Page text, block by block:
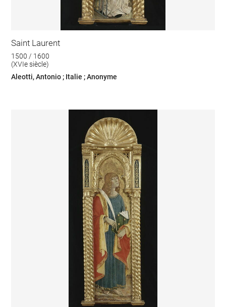
Saint Laurent
1500 / 1600
(XVIe siècle)
Aleotti, Antonio ; Italie ; Anonyme